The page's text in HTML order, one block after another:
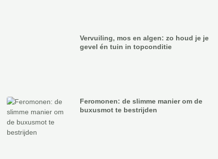
Vervuiling, mos en algen: zo houd je je
gevel én tuin in topconditie
Feromonen: de slimme manier om de
buxusmot te bestrijden